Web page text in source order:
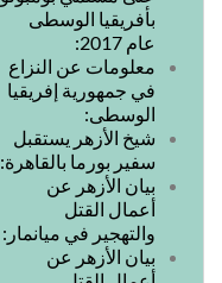
بأفريقيا الوسطى
عام 2017:
معلومات عن النزاع
في جمهورية إفريقيا
الوسطى:
شيخ الأزهر يستقبل
سفير بورما بالقاهرة:
بيان الأزهر عن
أعمال القتل
والتهجير في ميانمار:
بيان الأزهر عن